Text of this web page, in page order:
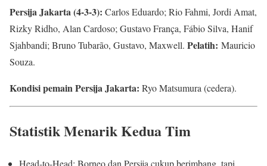
Persija Jakarta (4-3-3): Carlos Eduardo; Rio Fahmi, Jordi Amat,
Rizky Ridho, Alan Cardoso; Gustavo França, Fábio Silva, Hanif
Sjahbandi; Bruno Tubarão, Gustavo, Maxwell. Pelatih: Mauricio
Souza.
Kondisi pemain Persija Jakarta: Ryo Matsumura (cedera).
Statistik Menarik Kedua Tim